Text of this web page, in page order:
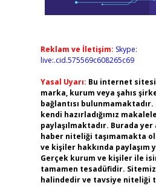
Reklam ve İletişim: Skype:
live:.cid.575569c608265c69
Yasal Uyarı: Bu internet
marka, kurum veya şahıs
bağlantısı bulunmamaktadır.
kendi hazırladığımız
paylaşılmaktadır. Burada
haber niteliği taşımamakta
ve kişiler hakkında paylaşım
Gerçek kurum ve kişiler ile
tamamen tesadüfidir.
halindedir ve tavsiye niteliği